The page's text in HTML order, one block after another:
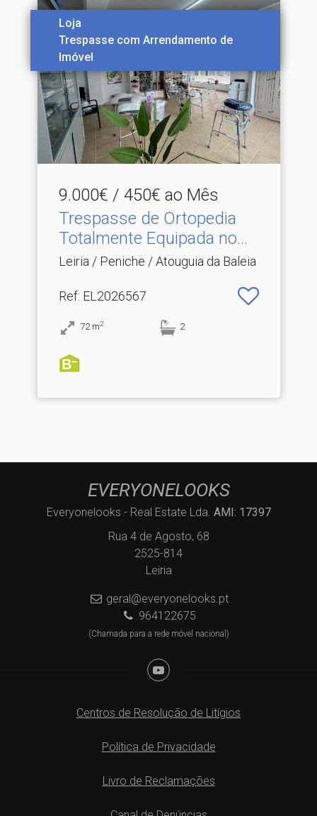
Loja
Trespasse com Arrendamento de
Imóvel
9.000€ / 450€ ao Mês
Trespasse de Ortopedia
Totalmente Equipada no.​..
Leiria / Peniche / Atouguia da Baleia
Ref: EL2026567
72 m2 2
EVERYONELOOKS
Everyonelooks - Real Estate Lda. AMI: 17397
Rua 4 de Agosto, 68
2525-814
Leiria
geral@everyonelooks.pt
964122675
(Chamada para a rede móvel nacional)
Centros de Resolução de Litígios
Política de Privacidade
Livro de Reclamações